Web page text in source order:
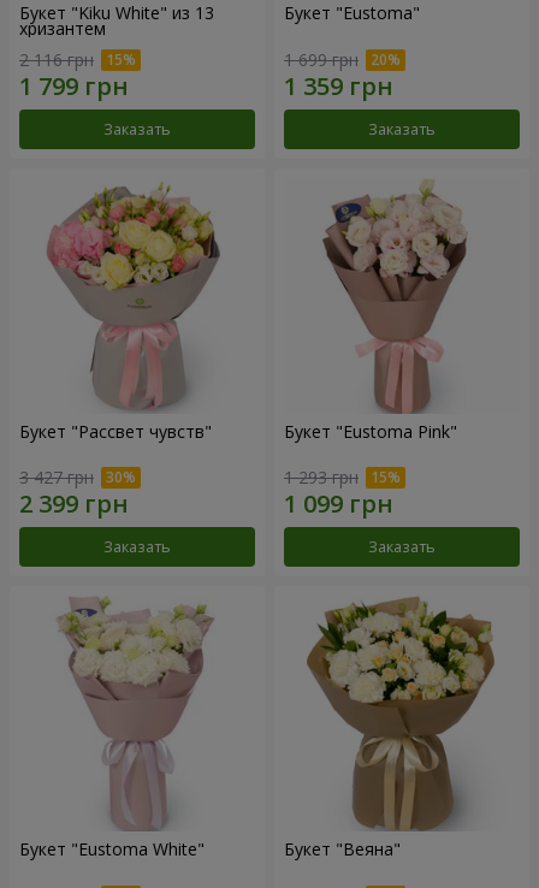
Букет "Kiku White" из 13
хризантем
2 116 грн
Заказать
Букет "Eustoma"
1 699 грн
Заказать
Букет "Рассвет чувств"
3 427 грн
Заказать
Букет "Eustoma Pink"
1 293 грн
Заказать
Букет "Eustoma White" Букет "Веяна"